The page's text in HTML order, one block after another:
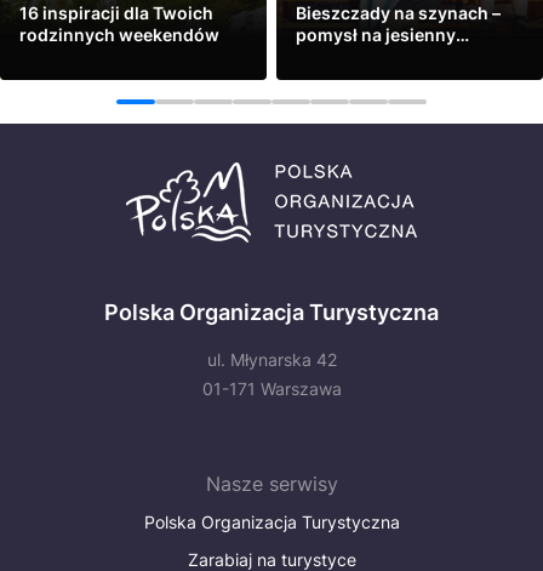
16 inspiracji dla Twoich
rodzinnych weekendów
Zobacz
Bieszczady na szynach –
pomysł na jesienny
Zobacz
1 2 3 4 5 6 7 8
Polska Organizacja Turystyczna
ul. Młynarska 42
01-171 Warszawa
Nasze serwisy
Polska Organizacja Turystyczna
Zarabiaj na turystyce